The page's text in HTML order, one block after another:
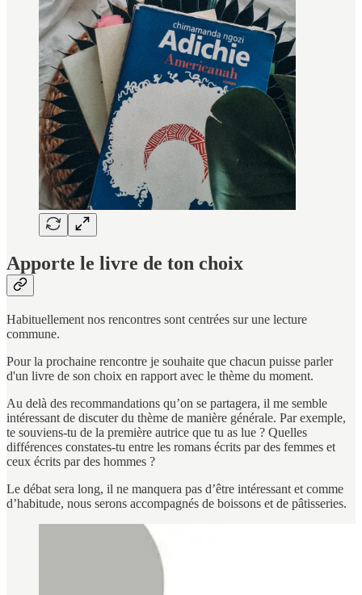
Apporte le livre de ton choix
Habituellement nos rencontres sont centrées sur une lecture
commune.
Pour la prochaine rencontre je souhaite que chacun puisse parler
d'un livre de son choix en rapport avec le thème du moment.
Au delà des recommandations qu’on se partagera, il me semble
intéressant de discuter du thème de manière générale. Par exemple,
te souviens-tu de la première autrice que tu as lue ? Quelles
différences constates-tu entre les romans écrits par des femmes et
ceux écrits par des hommes ?
Le débat sera long, il ne manquera pas d’être intéressant et comme
d’habitude, nous serons accompagnés de boissons et de pâtisseries.